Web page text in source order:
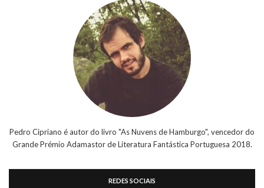
Pedro Cipriano é autor do livro "As Nuvens de Hamburgo", vencedor do
Grande Prémio Adamastor de Literatura Fantástica Portuguesa 2018.
REDES SOCIAIS